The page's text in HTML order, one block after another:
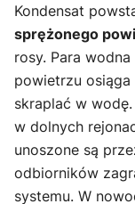
Kondensat
sprężonego
rosy. Para
powietrzu osiąga
skraplać w
w dolnych
unoszone są
odbiorników
systemu. W